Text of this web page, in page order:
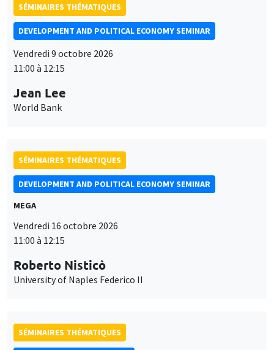
SÉMINAIRES THÉMATIQUES
DEVELOPMENT AND POLITICAL ECONOMY SEMINAR
Vendredi 9 octobre 2026
11:00 à 12:15
Jean Lee
World Bank
SÉMINAIRES THÉMATIQUES
DEVELOPMENT AND POLITICAL ECONOMY SEMINAR
MEGA
Vendredi 16 octobre 2026
11:00 à 12:15
Roberto Nisticò
University of Naples Federico II
SÉMINAIRES THÉMATIQUES